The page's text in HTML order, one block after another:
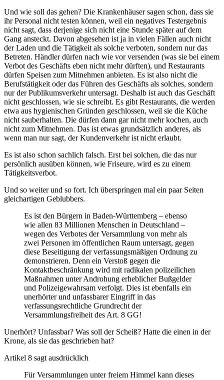
Und wie soll das gehen? Die Krankenhäuser sagen schon, dass sie
ihr Personal nicht testen können, weil ein negatives Testergebnis
nicht sagt, dass derjenige sich nicht eine Stunde später auf dem
Gang ansteckt. Davon abgesehen ist ja in vielen Fällen auch nicht
der Laden und die Tätigkeit als solche verboten, sondern nur das
Betreten. Händler dürfen nach wie vor versenden (was sie bei einem
Verbot des Geschäfts eben nicht mehr dürften), und Restaurants
dürfen Speisen zum Mitnehmen anbieten. Es ist also nicht die
Berufstätigkeit oder das Führen des Geschäfts als solches, sondern
nur der Publikumsverkehr untersagt. Deshalb ist auch das Geschäft
nicht geschlossen, wie sie schreibt. Es gibt Restaurants, die werden
etwa aus hygienischen Gründen geschlossen, weil sie die Küche
nicht sauberhalten. Die dürfen dann gar nicht mehr kochen, auch
nicht zum Mitnehmen. Das ist etwas grundsätzlich anderes, als
wenn man nur sagt, der Kundenverkehr ist nicht erlaubt.
Es ist also schon sachlich falsch. Erst bei solchen, die das nur
persönlich ausüben können, wie Friseure, wird es zu einem
Tätigkeitsverbot.
Und so weiter und so fort. Ich überspringen mal ein paar Seiten
gleichartigen Geblubbers.
Es ist den Bürgern in Baden-Württemberg – ebenso
wie allen 83 Millionen Menschen in Deutschland –
wegen des Verbotes der Versammlung von mehr als
zwei Personen im öffentlichen Raum untersagt, gegen
diese Beseitigung der verfassungsmäßigen Ordnung zu
demonstrieren. Denn ein Verstoß gegen die
Kontaktbeschränkung wird mit radikalen polizeilichen
Maßnahmen unter Androhung erheblicher Bußgelder
und Polizeigewahrsam verfolgt. Dies ist ebenfalls ein
unerhörter und unfassbarer Eingriff in das
verfassungsrechtliche Grundrecht der
Versammlungsfreiheit des Art. 8 GG!
Unerhört? Unfassbar? Was soll der Scheiß? Hatte die einen in der
Krone, als sie das geschrieben hat?
Artikel 8 sagt ausdrücklich
Für Versammlungen unter freiem Himmel kann dieses